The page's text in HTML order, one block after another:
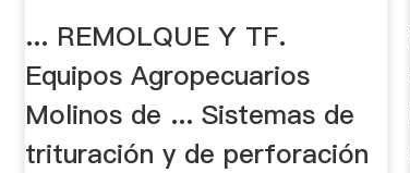
Las .
... REMOLQUE Y TF.
Equipos Agropecuarios
Molinos de ... Sistemas de
trituración y de perforación